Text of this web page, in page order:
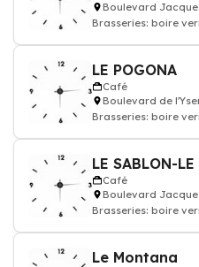
Boulevard
Brasseries: boire
LE POGONA
Café
Boulevard de
Brasseries: boire
LE SABLON-
Café
Boulevard
Brasseries: boire
Le Montana